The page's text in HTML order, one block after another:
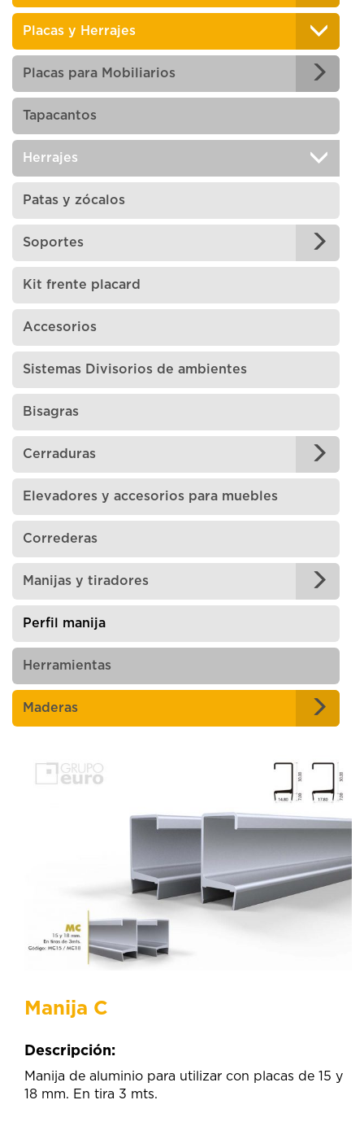
Placas y Herrajes
Placas para Mobiliarios
Tapacantos
Herrajes
Patas y zócalos
Soportes
Kit frente placard
Accesorios
Sistemas Divisorios de ambientes
Bisagras
Cerraduras
Elevadores y accesorios para muebles
Correderas
Manijas y tiradores
Perfil manija
Herramientas
Maderas
Manija C
Descripción:
Manija de aluminio para utilizar con placas de 15 y
18 mm. En tira 3 mts.